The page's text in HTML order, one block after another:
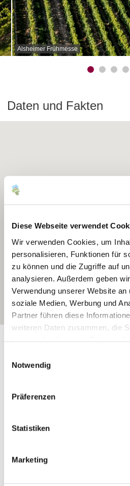
Diese Webseite verwendet
Wir verwenden Cookies, um
personalisieren, Funktionen für
zu können und die Zugriffe auf
analysieren. Außerdem geben
Verwendung unserer Website
soziale Medien, Werbung und
Partner führen diese
weiteren Daten zusammen, die
Notwendig
Präferenzen
Statistiken
Marketing
Alsheimer Frühmesse
Daten und Fakten
Gemeinde: